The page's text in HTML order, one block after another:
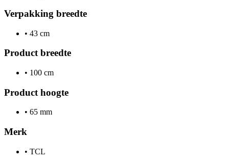
Verpakking breedte
• 43 cm
Product breedte
• 100 cm
Product hoogte
• 65 mm
Merk
• TCL